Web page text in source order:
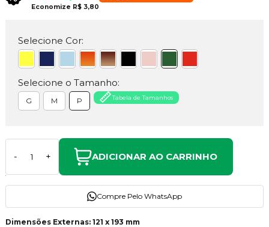
Economize R$ 3,80
Selecione Cor:
Selecione o Tamanho:
G M P Tabela de Tamanhos
- + ADICIONAR AO CARRINHO
Compre Pelo WhatsApp
Dimensões Externas: 121 x 193 mm